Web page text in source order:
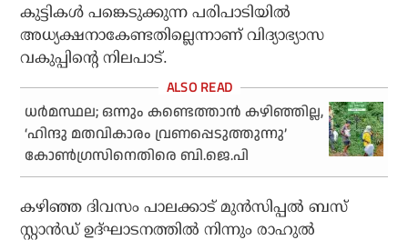
കുട്ടികള്‍ പങ്കെടുക്കുന്ന പരിപാടിയില്‍
അധ്യക്ഷനാകേണ്ടതില്ലെന്നാണ് വിദ്യാഭ്യാസ
വകുപ്പിന്റെ നിലപാട്.
ധര്‍മസ്ഥല; ഒന്നും കണ്ടെത്താന്‍ കഴിഞ്ഞില്ല,
‘ഹിന്ദു മതവികാരം വ്രണപ്പെടുത്തുന്നു’
കോണ്‍ഗ്രസിനെതിരെ ബി.ജെ.പി
കഴിഞ്ഞ ദിവസം പാലക്കാട് മുന്‍സിപ്പല്‍ ബസ്
സ്റ്റാന്‍ഡ് ഉദ്ഘാടനത്തില്‍ നിന്നും രാഹുല്‍